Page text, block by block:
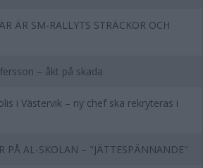
ÄR SM-RALLYTS STRÄCKOR OCH
– åkt på skada
i Västervik – ny chef ska rekryteras i
PÅ AL-SKOLAN – "JÄTTESPÄNNANDE"